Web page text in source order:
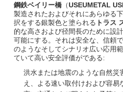
鋼鉄ベイリー橋 （USEUMETAL
製造されたおよびそれにあらゆる
択をする銀製色と塗られる トラス
的な高さおよび径間長のために設
可能にする。それは安全な、信頼
のようなそしてシナリオ広い応用
ていて高い安全評価がである:
洪水または地震のような自然災
え、よる速い取付けおよび容易